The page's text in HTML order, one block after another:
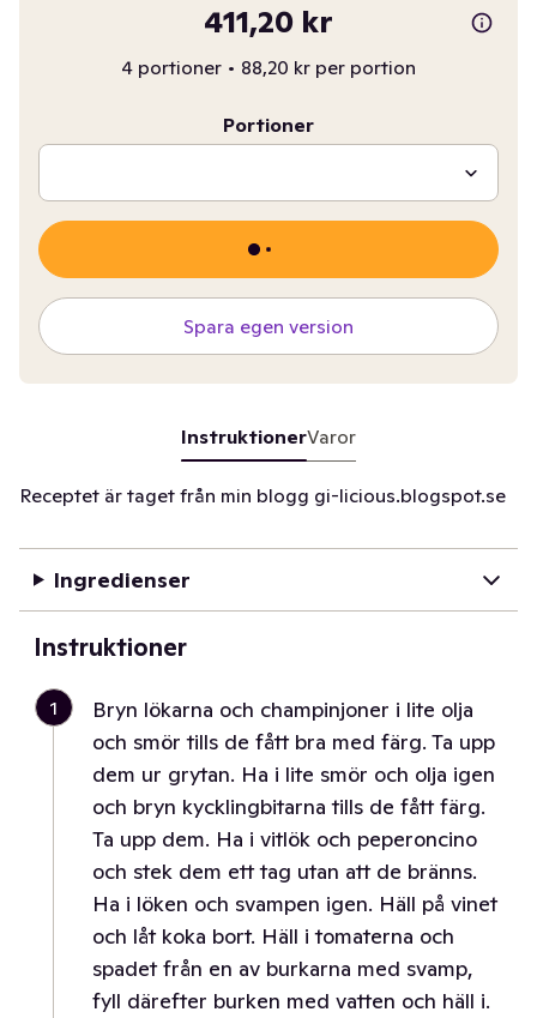
411,20 kr
4 portioner • 88,20 kr per portion
Portioner
Spara egen version
InstruktionerVaror
Receptet är taget från min blogg gi-licious.blogspot.se
Ingredienser
Instruktioner
1
Bryn lökarna och champinjoner i lite olja
och smör tills de fått bra med färg. Ta upp
dem ur grytan. Ha i lite smör och olja igen
och bryn kycklingbitarna tills de fått färg.
Ta upp dem. Ha i vitlök och peperoncino
och stek dem ett tag utan att de bränns.
Ha i löken och svampen igen. Häll på vinet
och låt koka bort. Häll i tomaterna och
spadet från en av burkarna med svamp,
fyll därefter burken med vatten och häll i.